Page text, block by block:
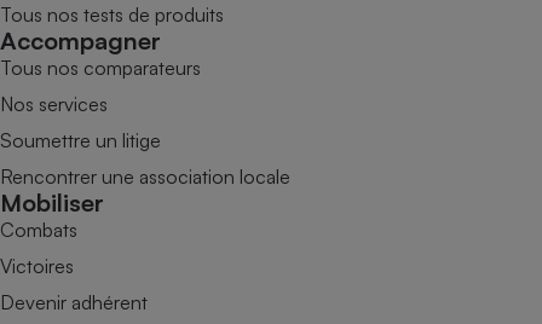
Tous nos tests de produits
Accompagner
Tous nos comparateurs
Nos services
Soumettre un litige
Rencontrer une association locale
Mobiliser
Combats
Victoires
Devenir adhérent